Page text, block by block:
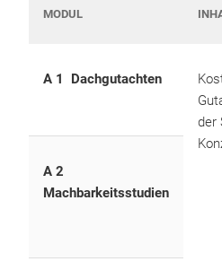
MODUL
A 1 Dachgutachten
der
A 2
Machbarkeitsstudien